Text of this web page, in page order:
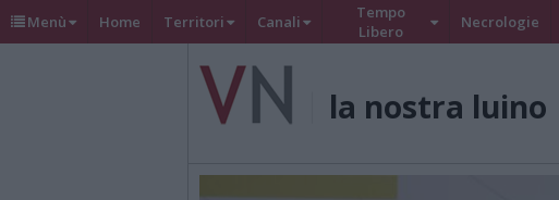
Menù Home Territori Canali
Tempo
Libero
Necrologie
la nostra luino